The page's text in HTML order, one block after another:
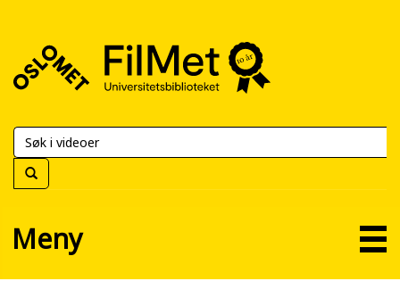
FilMet
Universitetsbiblioteket
Meny